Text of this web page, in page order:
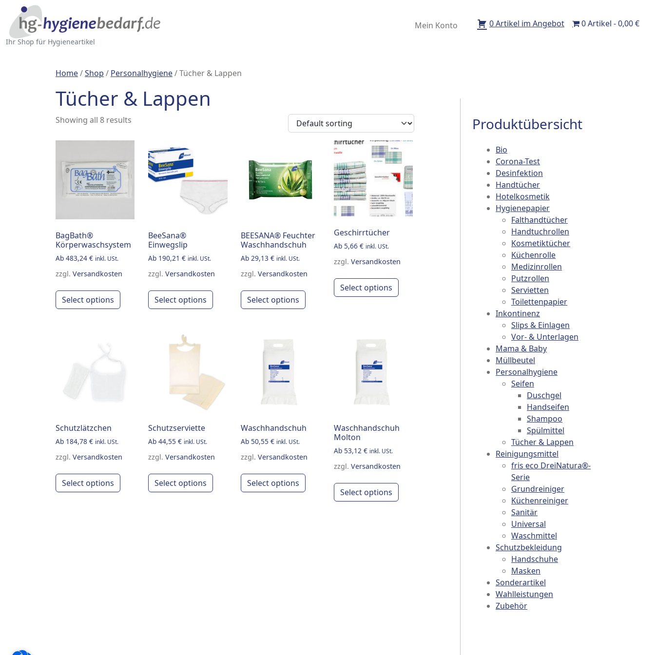
Ihr Shop für Hygieneartikel
Mein Konto 0 Artikel im Angebot 0 Artikel 0,00 €
Home/Shop / Personalhygiene/ Tücher & Lappen
Tücher & Lappen
Showing all 8 results
BagBath®
Körperwaschsystem
Ab 483,24 € inkl. USt.
zzgl. Versandkosten
Select options
This product has multiple variants. The options may be chosen on the product page
BeeSana®
Einwegslip
Ab 190,21€ inkl. USt.
zzgl.Versandkosten
Select options
This product has multiple variants. The options may be chosen on the product page
BEESANA® Feuchter
Waschhandschuh
Ab29,13€ inkl. USt.
zzgl.Versandkosten
Select options
This product has multiple variants. The options may be chosen on the product page
Geschirrtücher
Ab 5,66 € inkl. USt.
zzgl. Versandkosten
Select options
This product has multiple variants. The options may be chosen on
Schutzlätzchen
Ab 184,78 € inkl. USt.
zzgl. Versandkosten
Select options
This product has multiple variants. The options may be chosen on the product page
Schutzserviette
Ab44,55€ inkl. USt.
zzgl.Versandkosten
Select options
This product has multiple variants. The options may be chosen on the product page
Waschhandschuh
Ab50,55€ inkl. USt.
zzgl.Versandkosten
Select options
This product has multiple variants. The options may be chosen on the product page
Waschhandschuh
Molton
Ab 53,12 € inkl. USt.
zzgl. Versandkosten
Select options
This product has multiple variants. The options may be chosen on
Produktübersicht
Bio
Corona-Test
Desinfektion
Handtücher
Hotelkosmetik
Hygienepapier
Falthandtücher
Handtuchrollen
Kosmetiktücher
Küchenrolle
Medizinrollen
Putzrollen
Servietten
Toilettenpapier
Inkontinenz
Slips & Einlagen
Vor- & Unterlagen
Mama & Baby
Müllbeutel
Personalhygiene
Seifen
Duschgel
Handseifen
Shampoo
Spülmittel
Tücher & Lappen
Reinigungsmittel
fris eco DreiNatura®-
Serie
Grundreiniger
Küchenreiniger
Sanitär
Universal
Waschmittel
Schutzbekleidung
Handschuhe
Masken
Sonderartikel
Wahlleistungen
Zubehör